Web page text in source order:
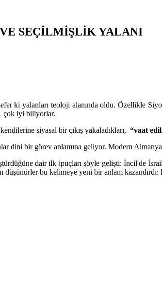
SEÇİLMİŞLİK YALANI
ki yalanları teoloji alanında oldu. Özellikle
çok iyi biliyorlar.
siyasal bir çıkış yakaladıkları, “vaat
dini bir görev anlamına geliyor. Modern
dair ilk ipuçları şöyle gelişti: İncil'de
bu kelimeye yeni bir anlam kazandırdı: